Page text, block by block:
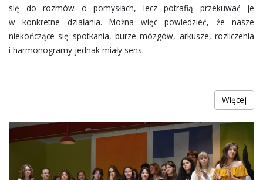
się do rozmów o pomysłach, lecz potrafią przekuwać je
w konkretne działania. Można więc powiedzieć, że nasze
niekończące się spotkania, burze mózgów, arkusze, rozliczenia
i harmonogramy jednak miały sens.
Więcej